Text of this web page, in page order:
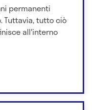
permanenti
Tuttavia, tutto ciò
all'interno